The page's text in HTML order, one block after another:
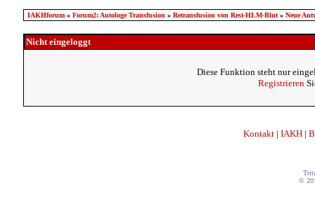
IAKHforum» Forum2: Autologe Transfusion » Retransfusion von Rest-HLM-Blut» Neue
Nicht eingeloggt
Diese Funktion steht nur
Registrieren
Kontakt | IAKH |
©